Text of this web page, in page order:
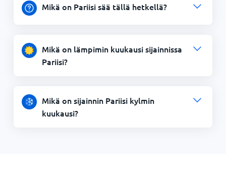
Mikä on Pariisi sää tällä hetkellä?
Mikä on lämpimin kuukausi sijainnissa
Pariisi?
Mikä on sijainnin Pariisi kylmin
kuukausi?